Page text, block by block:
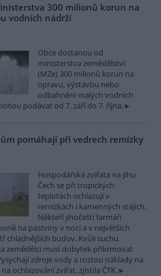
300 milionů korun na
vodních nádrží
Obce dostanou od
ministerstva zemědělství
(MZe) 300 milionů korun na
opravu, výstavbu nebo
odbahnění malých vodních
podávat od 7. září do 7. října.
pomáhají při vedrech remízky
Hospodářská zvířata na jihu
Čech se při tropických
teplotách ochlazují v
remízkách i kamenných stájích.
Někteří jihočeští farmáři
na pastviny v noci a v největších
chladnějších budov. Kvůli suchu
zemědělci musí dobytek přikrmovat
zdroje vody a rostou náklady na
ochlazování zvířat, zjistila ČTK.